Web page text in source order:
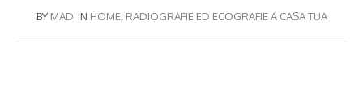
BY MAD IN HOME RADIOGRAFIE ED ECOGRAFIE A CASA TUA